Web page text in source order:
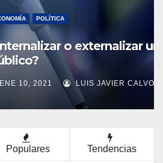
ó
g
c
un servicio
LUIS JAVIER CALVO SERRANO
Populares Tendencias